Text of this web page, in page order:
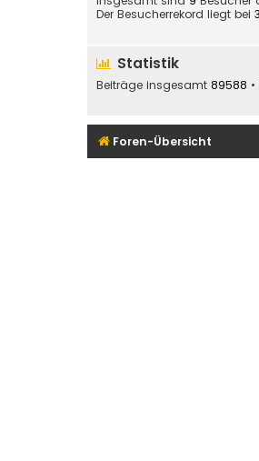
Der Besucherrekord liegt bei
Statistik
Beiträge insgesamt 89588
Foren-Übersicht